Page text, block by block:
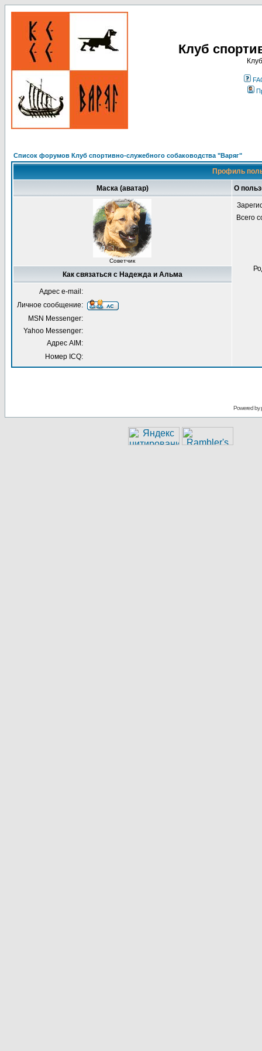
Клуб
Список форумов Клуб спортивно-служебного собаководства "Варяг"
Профиль
Маска (аватар) О
Советчик
Всего
Как связаться с Надежда и Альма
Адрес e-mail:
Личное сообщение:
MSN Messenger:
Yahoo Messenger:
Адрес AIM:
Номер ICQ:
Powered by